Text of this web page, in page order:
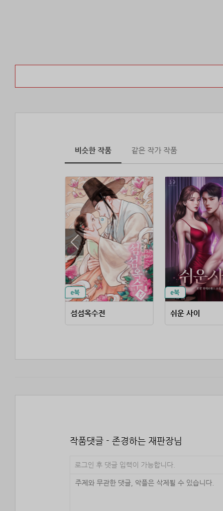
비슷한 작품 같은 작가 작품
섬섬옥수전 쉬운 사이
작품댓글 - 존경하는 재판장님
로그인 후 댓글 입력이 가능합니다.